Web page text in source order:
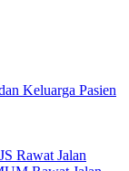
Keluarga Pasien
Rawat Jalan